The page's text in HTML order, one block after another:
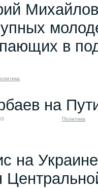
в
на
Политика
на